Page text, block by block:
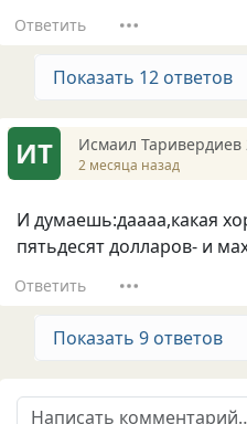
Ответить
Показать 12 ответов
ИТ Исмаил Таривердиев
2 месяца назад
И думаешь:даааа,какая
пятьдесят долларов- и
Ответить
Показать 9 ответов